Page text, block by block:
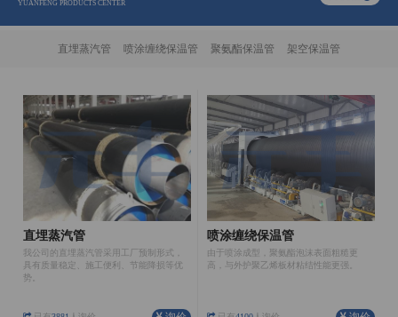
YUANFENG PRODUCTS CENTER
直埋蒸汽管 喷涂缠绕保温管 聚氨酯保温管 架空保温管
直埋蒸汽管
我公司的直埋蒸汽管采用工厂预制形式，
具有质量稳定、施工便利、节能降损等优
势。
喷涂缠绕保温管
由于喷涂成型，聚氨酯泡沫表面粗糙更
高，与外护聚乙烯板材粘结性能更强。